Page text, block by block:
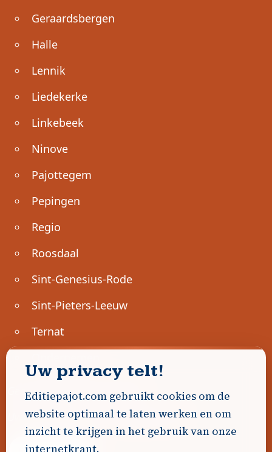
Geraardsbergen
Halle
Lennik
Liedekerke
Linkebeek
Ninove
Pajottegem
Pepingen
Regio
Roosdaal
Sint-Genesius-Rode
Sint-Pieters-Leeuw
Ternat
Geen advertenties gevonden.
Uw advertentie hier? Contacteer ons!
Uw privacy telt!
Editiepajot.com gebruikt cookies om de
website optimaal te laten werken en om
inzicht te krijgen in het gebruik van onze
internetkrant.